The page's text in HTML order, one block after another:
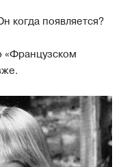
когда появляется?
«Французском